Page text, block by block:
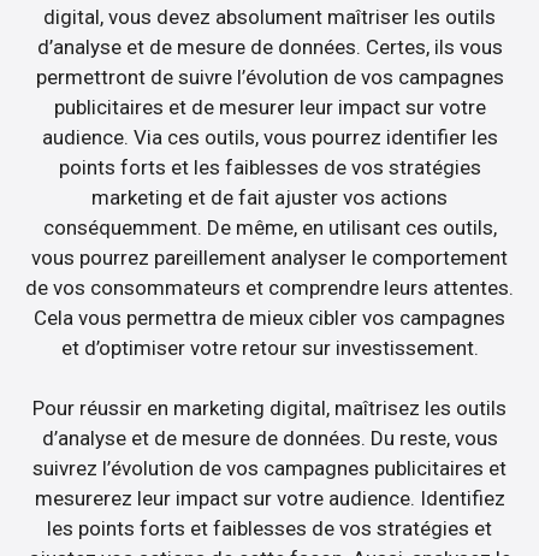
digital, vous devez absolument maîtriser les outils
d’analyse et de mesure de données. Certes, ils vous
permettront de suivre l’évolution de vos campagnes
publicitaires et de mesurer leur impact sur votre
audience. Via ces outils, vous pourrez identifier les
points forts et les faiblesses de vos stratégies
marketing et de fait ajuster vos actions
conséquemment. De même, en utilisant ces outils,
vous pourrez pareillement analyser le comportement
de vos consommateurs et comprendre leurs attentes.
Cela vous permettra de mieux cibler vos campagnes
et d’optimiser votre retour sur investissement.
Pour réussir en marketing digital, maîtrisez les outils
d’analyse et de mesure de données. Du reste, vous
suivrez l’évolution de vos campagnes publicitaires et
mesurerez leur impact sur votre audience. Identifiez
les points forts et faiblesses de vos stratégies et